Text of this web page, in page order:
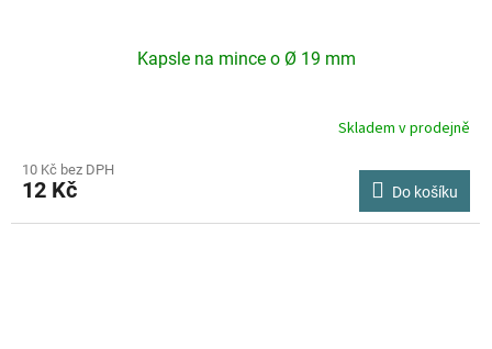
Kapsle na mince o Ø 19 mm
Skladem v prodejně
10 Kč bez DPH
12 Kč Do košíku